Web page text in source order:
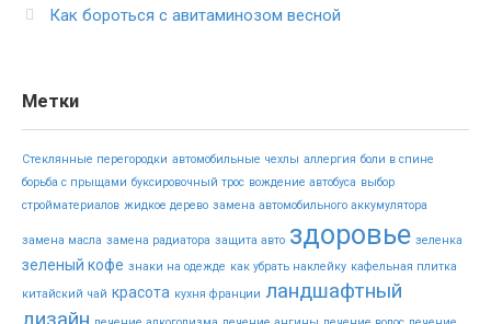
Как бороться с авитаминозом весной
Метки
Стеклянные перегородки автомобильные чехлы аллергия боли в спине
борьба с прыщами буксировочный трос вождение автобуса выбор
стройматериалов жидкое дерево замена автомобильного аккумулятора
замена масла замена радиатора защита авто здоровье зеленка
зеленый кофе знаки на одежде как убрать наклейку кафельная плитка
китайский чай красота кухня франции ландшафтный
дизайн